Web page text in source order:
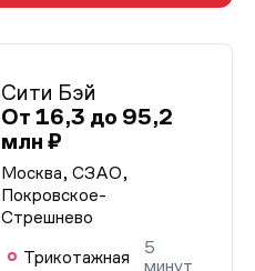
Сити Бэй
От 16,3 до 95,2
млн ₽
Москва, СЗАО,
Покровское-
Стрешнево
Трикотажная
5
минут